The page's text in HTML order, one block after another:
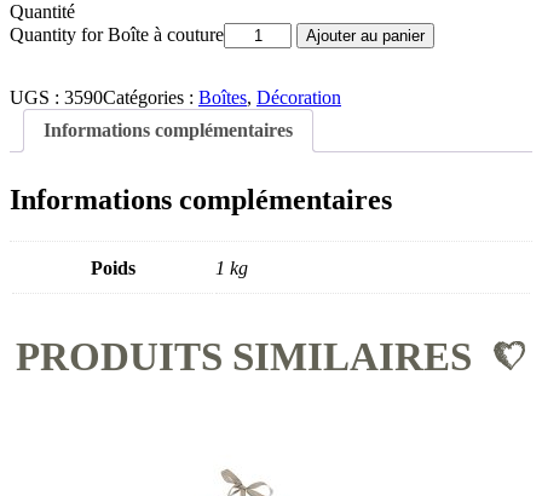
Quantité
Quantity for Boîte à couture
Ajouter au panier
UGS : 3590Catégories : Boîtes, Décoration
Informations complémentaires
Informations complémentaires
Poids 1 kg
PRODUITS SIMILAIRES